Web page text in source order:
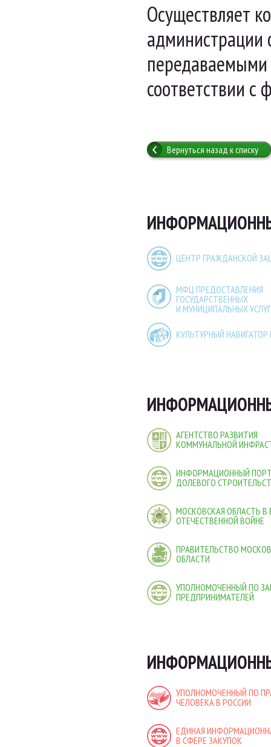
Осуществляет
администрации
передаваемыми
соответствии
Вернуться назад к списку
ЦЕНТР ГРАЖДАНСКОЙ
МФЦ ПРЕДОСТАВЛЕНИЯ
ГОСУДАРСТВЕННЫХ
И МУНИЦИПАЛЬНЫХ УСЛУГ
КУЛЬТУРНЫЙ
АГЕНТСТВО РАЗВИТИЯ
КОММУНАЛЬНОЙ
ИНФОРМАЦИОННЫЙ
ДОЛЕВОГО
МОСКОВСКАЯ ОБЛАСТЬ В
ОТЕЧЕСТВЕННОЙ ВОЙНЕ
ПРАВИТЕЛЬСТВО
ОБЛАСТИ
УПОЛНОМОЧЕННЫЙ ПО
ПРЕДПРИНИМАТЕЛЕЙ
УПОЛНОМОЧЕННЫЙ ПО
ЧЕЛОВЕКА В РОССИИ
ЕДИНАЯ
В СФЕРЕ ЗАКУПОК